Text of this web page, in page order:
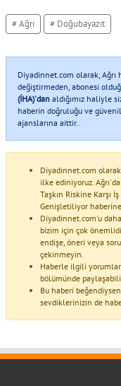
# Ağrı # Doğubayazıt
Diyadinnet.com olarak,
değiştirmeden, abonesi
(İHA)'dan aldığımız haliyle
haberin doğruluğu ve
ajanslarına aittir..
Diyadinnet.com
ilke ediniyoruz.
Taşkın Riskine Karşı
Genişletiliyor
Diyadinnet.com'u
bizim için çok
endişe, öneri veya
çekinmeyin.
Haberle ilgili
bölümünde
Bu haberi
sevdiklerinizin de